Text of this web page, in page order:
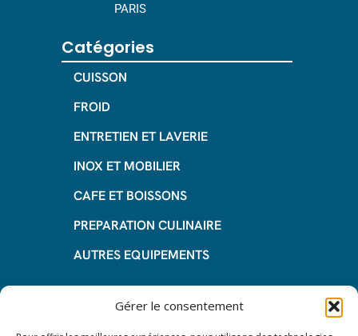
Gérer le consentement
PARIS
Catégories
CUISSON
FROID
ENTRETIEN ET LAVERIE
INOX ET MOBILIER
CAFE ET BOISSONS
PREPARATION CULINAIRE
AUTRES EQUIPEMENTS
Informations
Questions fréquentes